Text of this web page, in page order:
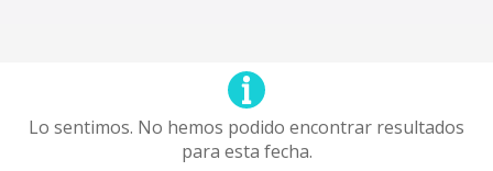
Lo sentimos. No hemos podido encontrar resultados
para esta fecha.